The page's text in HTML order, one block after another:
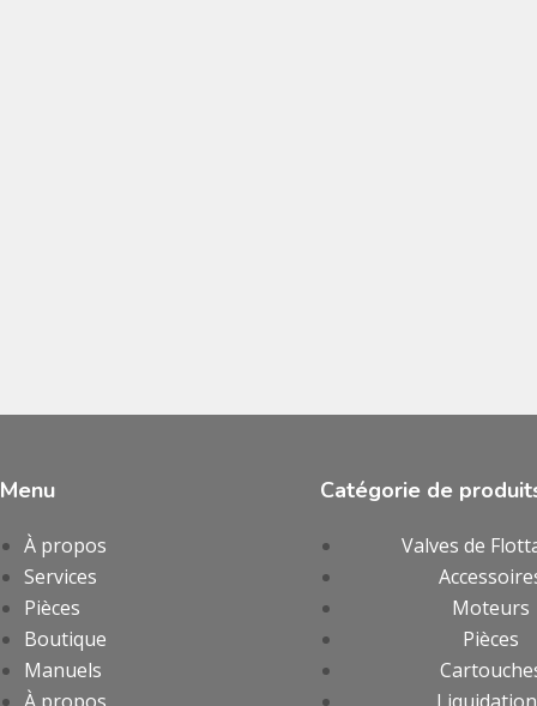
Menu
À propos
Services
Pièces
Boutique
Manuels
Catégorie de
Valves de
Moteurs
Pièces